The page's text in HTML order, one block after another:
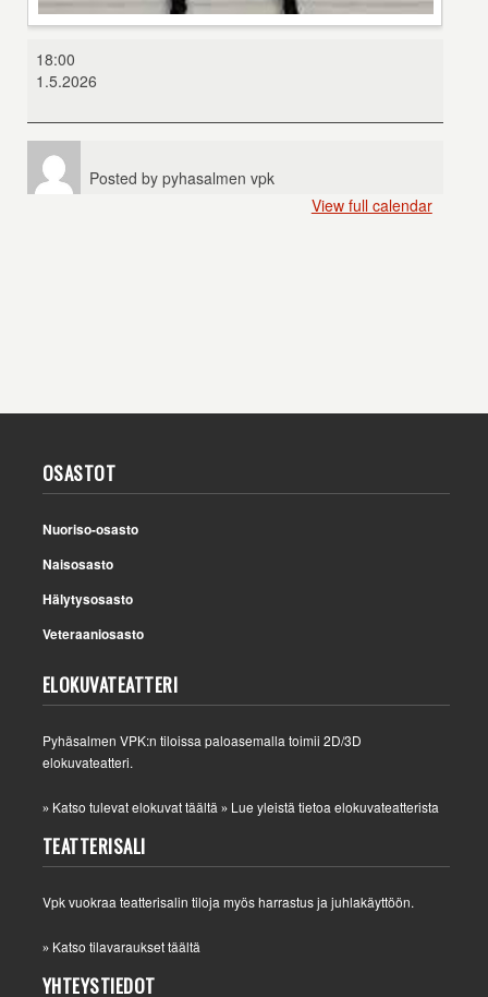
pukeutuu
Pradaan
18:00
1.5.2026
Posted by pyhasalmen vpk
View full calendar
OSASTOT
Nuoriso-osasto
Naisosasto
Hälytysosasto
Veteraaniosasto
ELOKUVATEATTERI
Pyhäsalmen VPK:n tiloissa paloasemalla toimii 2D/3D
elokuvateatteri.
» Katso tulevat elokuvat täältä » Lue yleistä tietoa elokuvateatterista
TEATTERISALI
Vpk vuokraa teatterisalin tiloja myös harrastus ja juhlakäyttöön.
» Katso tilavaraukset täältä
YHTEYSTIEDOT